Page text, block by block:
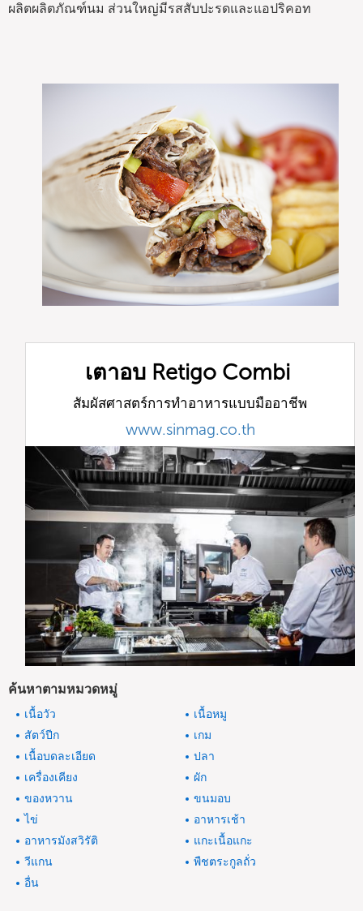
ผลิตผลิตภัณฑ์นม ส่วนใหญ่มีรสสับปะรดและแอปริคอท
เตาอบ Retigo Combi
สัมผัสศาสตร์การทำอาหารแบบมืออาชีพ
www.sinmag.co.th
ค้นหาตามหมวดหมู่
เนื้อวัว
เนื้อหมู
สัตว์ปีก
เกม
เนื้อบดละเอียด
ปลา
เครื่องเคียง
ผัก
ของหวาน
ขนมอบ
ไข่
อาหารเช้า
อาหารมังสวิรัติ
แกะเนื้อแกะ
วีแกน
พืชตระกูลถั่ว
อื่น